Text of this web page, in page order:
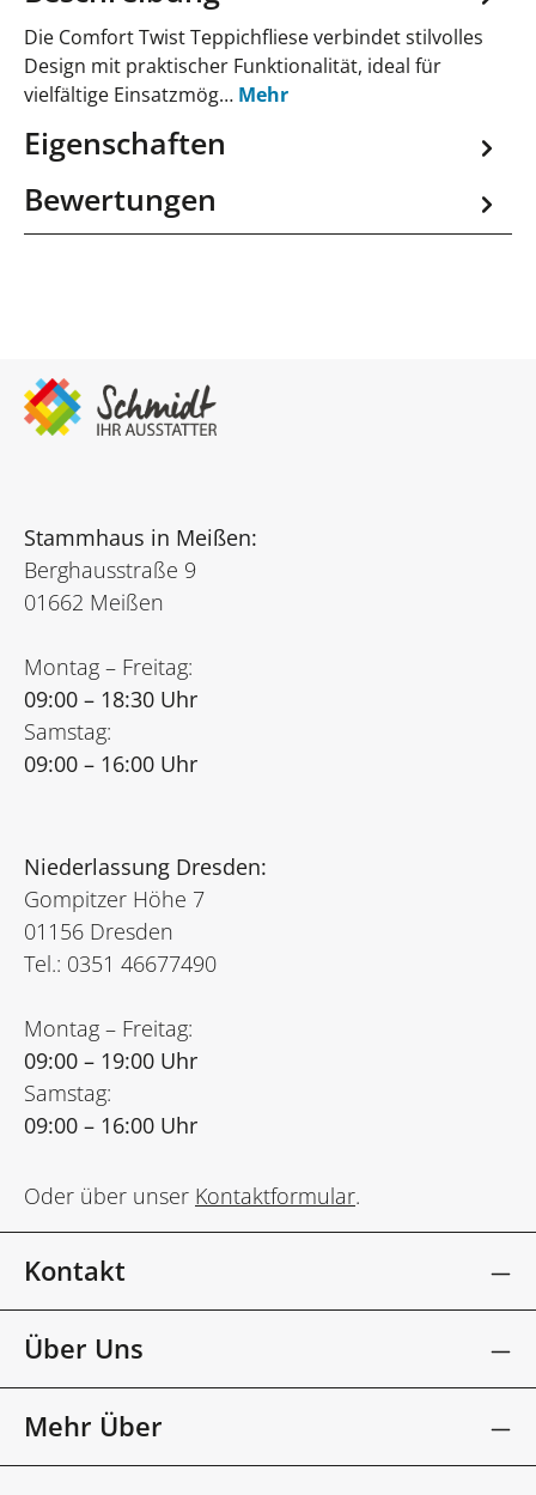
Die Comfort Twist Teppichfliese verbindet stilvolles
Design mit praktischer Funktionalität, ideal für
vielfältige Einsatzmög… Mehr
Eigenschaften
Bewertungen
Stammhaus in Meißen:
Berghausstraße 9
01662 Meißen
Montag – Freitag:
09:00 – 18:30 Uhr
Samstag:
09:00 – 16:00 Uhr
Niederlassung Dresden:
Gompitzer Höhe 7
01156 Dresden
Tel.: 0351 46677490
Montag – Freitag:
09:00 – 19:00 Uhr
Samstag:
09:00 – 16:00 Uhr
Oder über unser Kontaktformular.
Kontakt
Über Uns
Mehr Über